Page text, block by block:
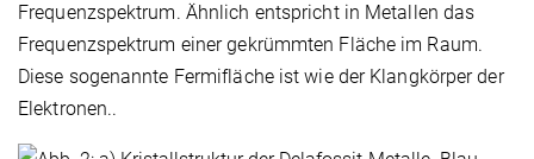
Frequenzspektrum. Ähnlich entspricht in Metallen das
Frequenzspektrum einer gekrümmten Fläche im Raum.
Diese sogenannte Fermifläche ist wie der Klangkörper der
Elektronen..